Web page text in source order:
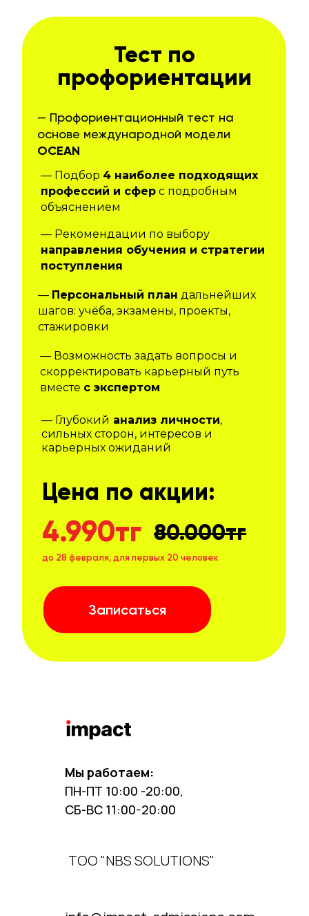
Тест по
профориентации
— Профориентационный тест на
основе международной модели
OCEAN
— Глубокий анализ личности,
сильных сторон, интересов и
карьерных ожиданий
— Возможность задать вопросы и
скорректировать карьерный путь
вместе с экспертом
— Персональный план дальнейших
шагов: учёба, экзамены, проекты,
стажировки
— Рекомендации по выбору
направления обучения и стратегии
поступления
— Подбор 4 наиболее подходящих
профессий и сфер с подробным
объяснением
Цена по акции:
до 28 февраля, для первых 20 человек
80.000тг
4.990тг
Записаться
Мы работаем:
ПН-ПТ 10:00 -20:00,
СБ-ВС 11:00-20:00
ТОО "NBS SOLUTIONS"